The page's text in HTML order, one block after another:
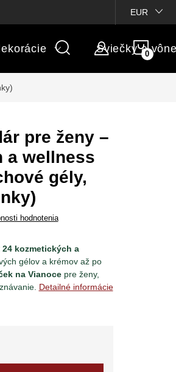
Vlastné popisy produktov
EUR
Sviečky a
pre ženy –
a wellness
gély,
hodnotenia
24 kozmetických a
gélov a krémov až po
na Vianocepre ženy,
Detailné informácie